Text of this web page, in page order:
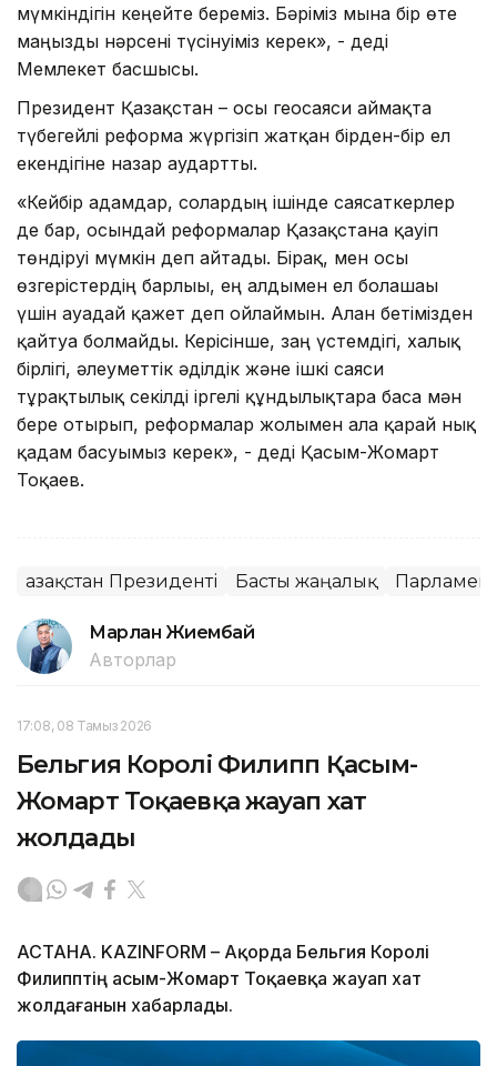
мүмкіндігін кеңейте береміз. Бәріміз мына бір өте
маңызды нәрсені түсінуіміз керек», - деді
Мемлекет басшысы.
Президент Қазақстан – осы геосаяси аймақта
түбегейлі реформа жүргізіп жатқан бірден-бір ел
екендігіне назар аудартты.
«Кейбір адамдар, солардың ішінде саясаткерлер
де бар, осындай реформалар Қазақстанға қауіп
төндіруі мүмкін деп айтады. Бірақ, мен осы
өзгерістердің барлығы, ең алдымен ел болашағы
үшін ауадай қажет деп ойлаймын. Алған бетімізден
қайтуға болмайды. Керісінше, заң үстемдігі, халық
бірлігі, әлеуметтік әділдік және ішкі саяси
тұрақтылық секілді іргелі құндылықтарға баса мән
бере отырып, реформалар жолымен алға қарай нық
қадам басуымыз керек», - деді Қасым-Жомарт
Тоқаев.
Қазақстан Президенті Басты жаңалық Парламент
Марлан Жиембай
Авторлар
17:08, 08 Тамыз 2026
Бельгия Королі Филипп Қасым-
Жомарт Тоқаевқа жауап хат
жолдады
АСТАНА. KAZINFORM – Ақорда Бельгия Королі
Филипптің Қасым-Жомарт Тоқаевқа жауап хат
жолдағанын хабарлады.